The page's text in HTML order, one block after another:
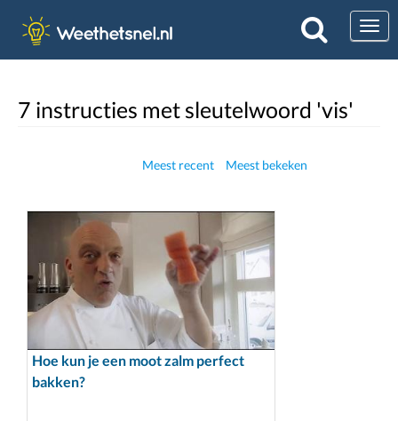
7 instructies met sleutelwoord 'vis'
Meest recent Meest bekeken
Hoe kun je een moot zalm perfect
bakken?